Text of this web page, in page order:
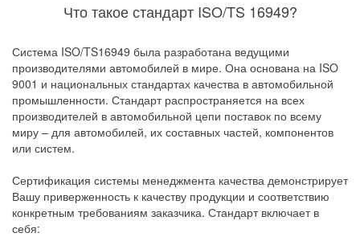
Что такое стандарт ISO/TS 16949?
Система ISO/TS16949 была разработана ведущими
производителями автомобилей в мире. Она основана на ISO
9001 и национальных стандартах качества в автомобильной
промышленности. Стандарт распространяется на всех
производителей в автомобильной цепи поставок по всему
миру – для автомобилей, их составных частей, компонентов
или систем.
Сертификация системы менеджмента качества демонстрирует
Вашу приверженность к качеству продукции и соответствию
конкретным требованиям заказчика. Стандарт включает в
себя: